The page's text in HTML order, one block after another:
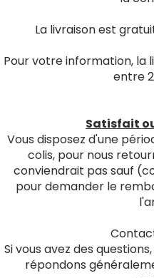
La livraison est
Pour votre information, la
entre
Satisfait
Vous disposez d'une
colis, pour nous
conviendrait pas sauf
pour demander le
Si vous avez des
répondons